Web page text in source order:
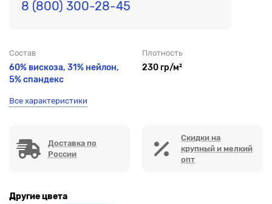
8 (800) 300-28-45
Состав
60% вискоза, 31% нейлон,
5% спандекс
Плотность
230 гр/м²
Все характеристики
Доставка по
России
Скидки на
крупный и мелкий
опт
Другие цвета